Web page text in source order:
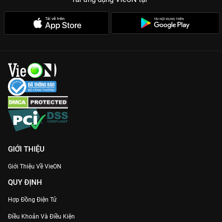
GIỚI THIỆU
Giới Thiệu Về VieON
QUY ĐỊNH
Hợp Đồng Điện Tử
Điều Khoản Và Điều Kiện